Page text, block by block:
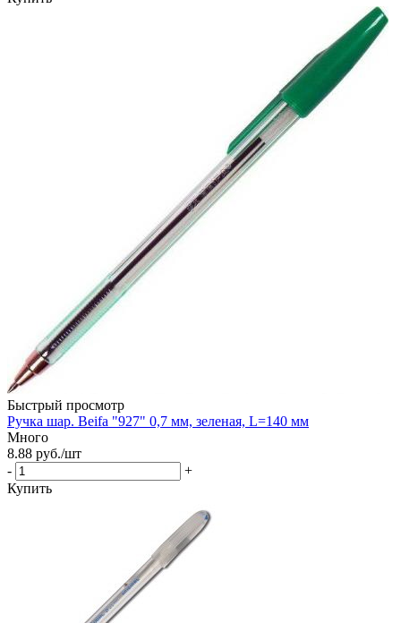
Быстрый просмотр
Ручка шар. Beifa "927" 0,7 мм, зеленая, L=140 мм
Много
8.88 руб./шт
-
+
Купить